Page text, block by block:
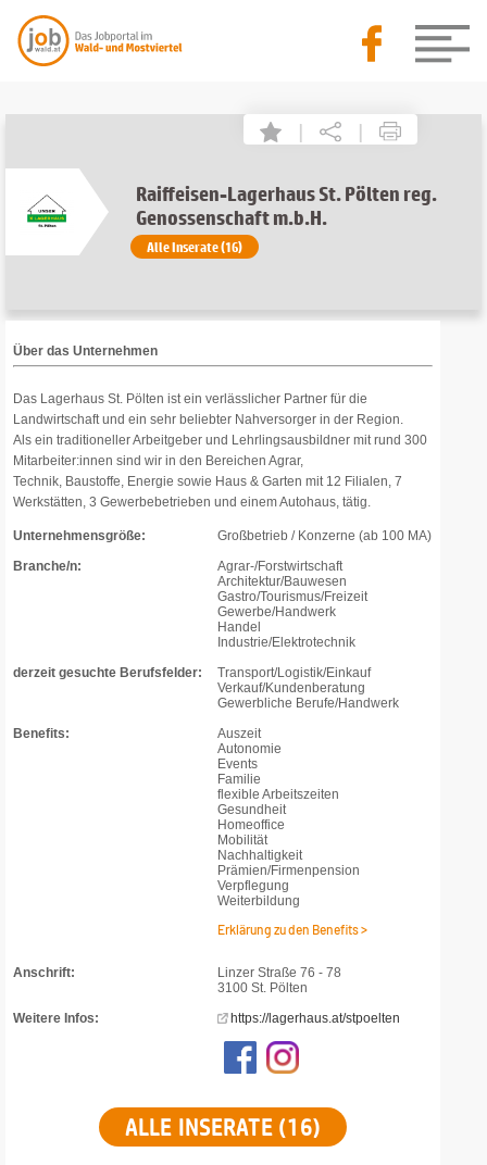
| |
Raiffeisen-Lagerhaus St. Pölten reg.
Genossenschaft m.b.H.
Alle Inserate (16)
Über das Unternehmen
Das Lagerhaus St. Pölten ist ein verlässlicher Partner für die
Landwirtschaft und ein sehr beliebter Nahversorger in der Region.
Als ein traditioneller Arbeitgeber und Lehrlingsausbildner mit rund 300
Mitarbeiter:innen sind wir in den Bereichen Agrar,
Technik, Baustoffe, Energie sowie Haus & Garten mit 12 Filialen, 7
Werkstätten, 3 Gewerbebetrieben und einem Autohaus, tätig.
Unternehmensgröße:
Großbetrieb / Konzerne (ab 100 MA)
Branche/n:
Agrar-/Forstwirtschaft
Architektur/Bauwesen
Gastro/Tourismus/Freizeit
Gewerbe/Handwerk
Handel
Industrie/Elektrotechnik
derzeit gesuchte Berufsfelder:
Transport/Logistik/Einkauf
Verkauf/Kundenberatung
Gewerbliche Berufe/Handwerk
Benefits:
Auszeit
Autonomie
Events
Familie
flexible Arbeitszeiten
Gesundheit
Homeoffice
Mobilität
Nachhaltigkeit
Prämien/Firmenpension
Verpflegung
Weiterbildung
Erklärung zu den Benefits >
Anschrift:
Linzer Straße 76 - 78
3100 St. Pölten
Weitere Infos:
https://lagerhaus.at/stpoelten
ALLE INSERATE (16)